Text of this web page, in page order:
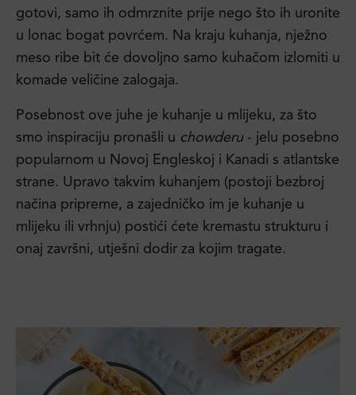
gotovi, samo ih odmrznite prije nego što ih uronite
u lonac bogat povrćem. Na kraju kuhanja, nježno
meso ribe bit će dovoljno samo kuhačom izlomiti u
komade veličine zalogaja.
Posebnost ove juhe je kuhanje u mlijeku, za što
smo inspiraciju pronašli u chowderu- jelu posebno
popularnom u Novoj Engleskoj i Kanadi s atlantske
strane. Upravo takvim kuhanjem (postoji bezbroj
načina pripreme, a zajedničko im je kuhanje u
mlijeku ili vrhnju) postići ćete kremastu strukturu i
onaj završni, utješni dodir za kojim tragate.